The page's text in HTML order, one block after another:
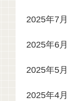
2025年7月
2025年6月
2025年5月
2025年4月